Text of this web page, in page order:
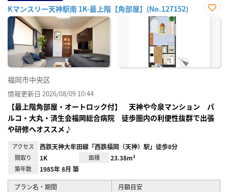
Kマンスリー天神駅南 1K-最上階【角部屋】(No.127152)
お気
福岡市中央区
情報更新日 2026/08/09 10:44
【最上階角部屋・オートロック付】 天神や今泉マンション パ
ルコ・大丸・済生会福岡総合病院 徒歩圏内の利便性抜群で出張
や研修へオススメ♪
アクセス 西鉄天神大牟田線「西鉄福岡（天神）駅」徒歩8分
間取り 1K 面積 23.38m²
築年数 1985年 8月 築
プラン名・期間 月額目安